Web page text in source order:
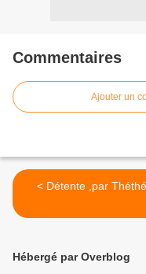
Commentaires
Ajouter un
< Détente ,par Théthé
Hébergé par Overblog